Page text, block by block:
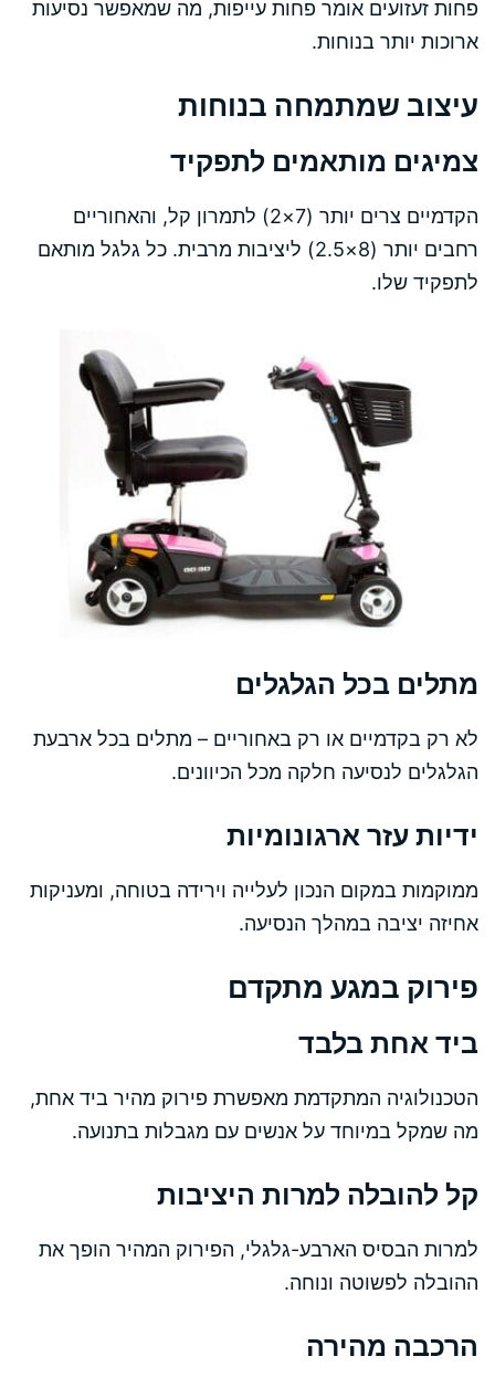
פחות זעזועים אומר פחות עייפות, מה שמאפשר נסיעות
ארוכות יותר בנוחות.
עיצוב שמתמחה בנוחות
צמיגים מותאמים לתפקיד
הקדמיים צרים יותר (7×2) לתמרון קל, והאחוריים
רחבים יותר (8×2.5) ליציבות מרבית. כל גלגל מותאם
לתפקיד שלו.
מתלים בכל הגלגלים
לא רק בקדמיים או רק באחוריים – מתלים בכל ארבעת
הגלגלים לנסיעה חלקה מכל הכיוונים.
ידיות עזר ארגונומיות
ממוקמות במקום הנכון לעלייה וירידה בטוחה, ומעניקות
אחיזה יציבה במהלך הנסיעה.
פירוק במגע מתקדם
ביד אחת בלבד
הטכנולוגיה המתקדמת מאפשרת פירוק מהיר ביד אחת,
מה שמקל במיוחד על אנשים עם מגבלות בתנועה.
קל להובלה למרות היציבות
למרות הבסיס הארבע-גלגלי, הפירוק המהיר הופך את
ההובלה לפשוטה ונוחה.
הרכבה מהירה